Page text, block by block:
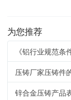
为您推荐
《铝行业规范条
压铸厂家压铸件
锌合金压铸产品